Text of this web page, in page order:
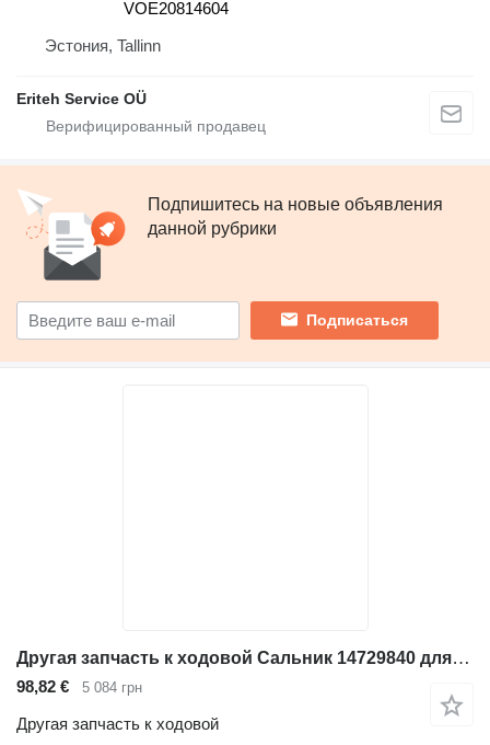
VOE20814604
Эстония, Tallinn
Eriteh Service OÜ
Подпишитесь на новые объявления
данной рубрики
Подписаться
Другая запчасть к ходовой Сальник 14729840 для фронтального погрузчика Volvo EC210B
98,82 € 5 084 грн
Другая запчасть к ходовой